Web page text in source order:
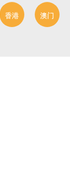
香港 澳门